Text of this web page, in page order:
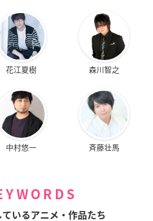
花江夏樹 森川智之
中村悠一 斉藤壮馬
いるアニメ・作品たち